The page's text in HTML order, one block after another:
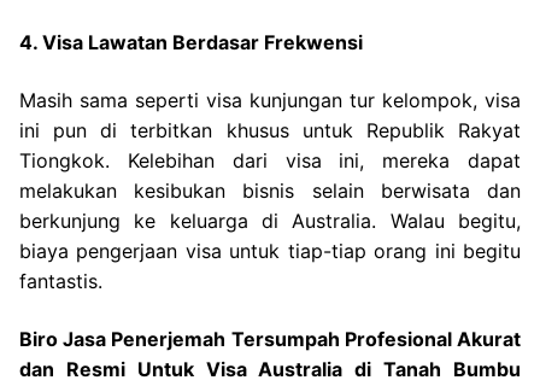
4. Visa Lawatan Berdasar Frekwensi
Masih sama seperti visa kunjungan tur kelompok, visa
ini pun di terbitkan khusus untuk Republik Rakyat
Tiongkok. Kelebihan dari visa ini, mereka dapat
melakukan kesibukan bisnis selain berwisata dan
berkunjung ke keluarga di Australia. Walau begitu,
biaya pengerjaan visa untuk tiap-tiap orang ini begitu
fantastis.
Biro Jasa Penerjemah Tersumpah Profesional Akurat
dan Resmi Untuk Visa Australia di Tanah Bumbu